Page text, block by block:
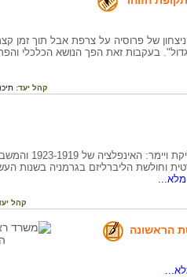
בעקבות זאת הפך הנושא הכלכלי
קהל יעד:
וחולשת הליברליזם בגרמניה בשנות
מלא...
קהל
הראשונה